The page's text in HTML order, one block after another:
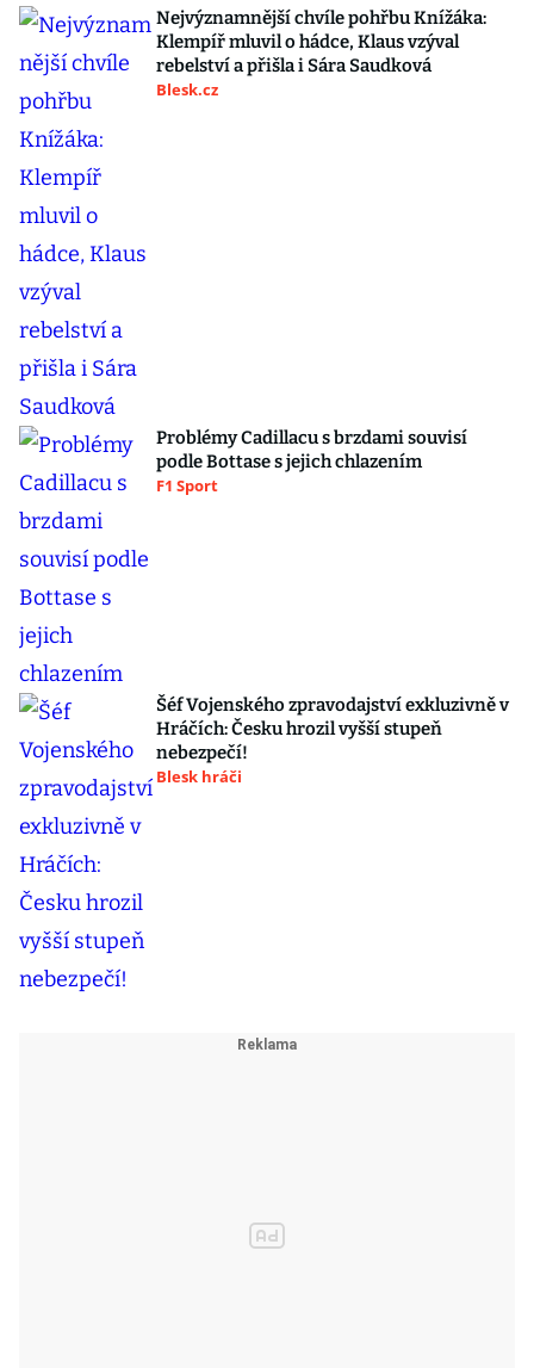
Nejvýznamnější chvíle pohřbu Knížáka:
Klempíř mluvil o hádce, Klaus vzýval
rebelství a přišla i Sára Saudková
Blesk.cz
Problémy Cadillacu s brzdami souvisí
podle Bottase s jejich chlazením
F1 Sport
Šéf Vojenského zpravodajství exkluzivně v
Hráčích: Česku hrozil vyšší stupeň
nebezpečí!
Blesk hráči